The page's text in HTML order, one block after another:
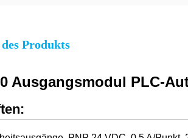
Produkts
Ausgangsmodul PLC-